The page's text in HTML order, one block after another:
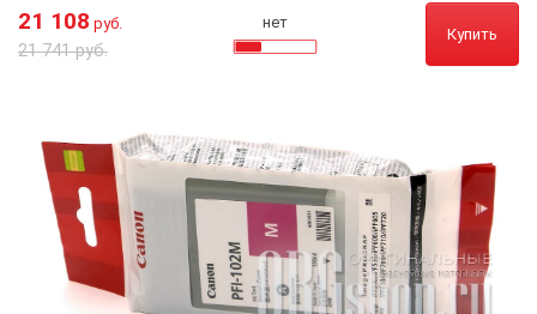
21 108 руб.
21 741 руб.
нет
Купить